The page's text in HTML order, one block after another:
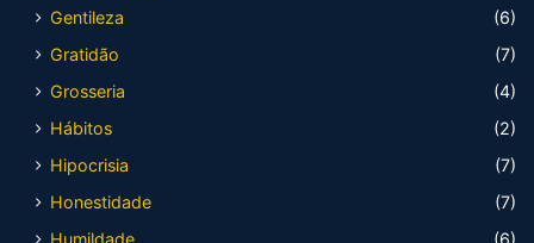
Gentileza
(6)
Gratidão
(7)
Grosseria
(4)
Hábitos
(2)
Hipocrisia
(7)
Honestidade
(7)
Humildade
(6)